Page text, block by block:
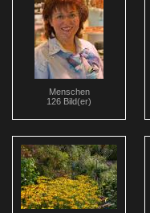
Menschen
126 Bild(er)